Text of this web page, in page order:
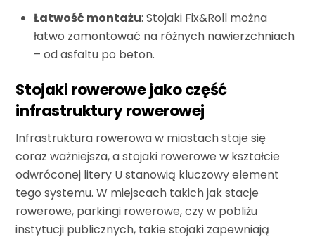
Łatwość montażu: Stojaki Fix&Roll można
łatwo zamontować na różnych nawierzchniach
– od asfaltu po beton.
Stojaki rowerowe jako część
infrastruktury rowerowej
Infrastruktura rowerowa w miastach staje się
coraz ważniejsza, a stojaki rowerowe w kształcie
odwróconej litery U stanowią kluczowy element
tego systemu. W miejscach takich jak stacje
rowerowe, parkingi rowerowe, czy w pobliżu
instytucji publicznych, takie stojaki zapewniają